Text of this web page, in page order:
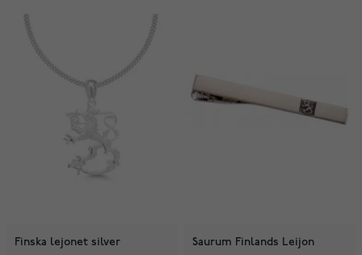
Finska lejonet silver
Saurum Finlands Leijon